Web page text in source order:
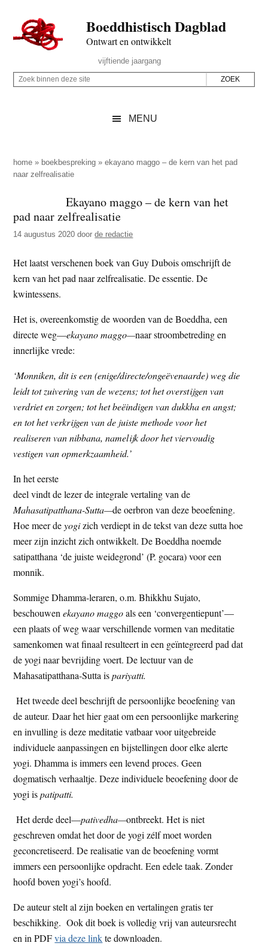
naar
de
inhoud
secondary
naar
de
sidebar
naar
de
Boeddhistisch Dagblad
Ontwart en ontwikkelt
Rechts
vijftiende jaargang
Z
p
d
z
e
i
t
e
Z
i
n
n
d
z
e
s
i
t
e
MENU
home » boekbespreking »ekayano maggo – de kern van het pad
naar zelfrealisatie
Ekayano maggo – de kern van het
pad naar zelfrealisatie
14 augustus 2020 doorde redactie
Het laatst verschenen boek van Guy Dubois omschrijft de
kern van het pad naar zelfrealisatie. De essentie. De
kwintessens.
Het is, overeenkomstig de woorden van de Boeddha, een
directe weg—ekayano maggo—naar stroombetreding en
innerlijke vrede:
‘Monniken, dit is een (enige/directe/ongeëvenaarde) weg die
leidt tot zuivering van de wezens; tot het overstijgen van
verdriet en zorgen; tot het beëindigen van dukkha en angst;
en tot het verkrijgen van de juiste methode voor het
realiseren van nibbana, namelijk door het viervoudig
vestigen van opmerkzaamheid.’
In het eerste
deel vindt de lezer de integrale vertaling van de
Mahasatipatthana-Sutta—de oerbron van deze beoefening.
Hoe meer deyogizich verdiept in de tekst van deze sutta hoe
meer zijn inzicht zich ontwikkelt. De Boeddha noemde
satipatthana ‘de juiste weidegrond’ (P. gocara) voor een
monnik.
Sommige Dhamma-leraren, o.m. Bhikkhu Sujato,
beschouwenekayano maggoals een ‘convergentiepunt’—
een plaats of weg waar verschillende vormen van meditatie
samenkomen wat finaal resulteert in een geïntegreerd pad dat
de yogi naar bevrijding voert. De lectuur van de
Mahasatipatthana-Sutta ispariyatti.
Het tweede deel beschrijft de persoonlijke beoefening van
de auteur. Daar het hier gaat om een persoonlijke markering
en invulling is deze meditatie vatbaar voor uitgebreide
individuele aanpassingen en bijstellingen door elke alerte
yogi. Dhamma is immers een levend proces. Geen
dogmatisch verhaaltje. Deze individuele beoefening door de
yogi ispatipatti.
Het derde deel—pativedha—ontbreekt. Het is niet
geschreven omdat het door de yogi zélf moet worden
geconcretiseerd. De realisatie van de beoefening vormt
immers een persoonlijke opdracht. Een edele taak. Zonder
hoofd boven yogi’s hoofd.
De auteur stelt al zijn boeken en vertalingen gratis ter
beschikking. Ook dit boek is volledig vrij van auteursrecht
en in PDFvia deze linkte downloaden.